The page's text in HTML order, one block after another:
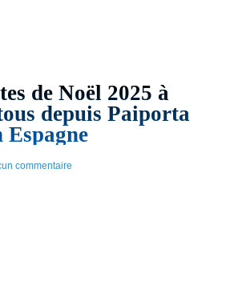
de Noël 2025 à
depuis Paiporta
Espagne
commentaire